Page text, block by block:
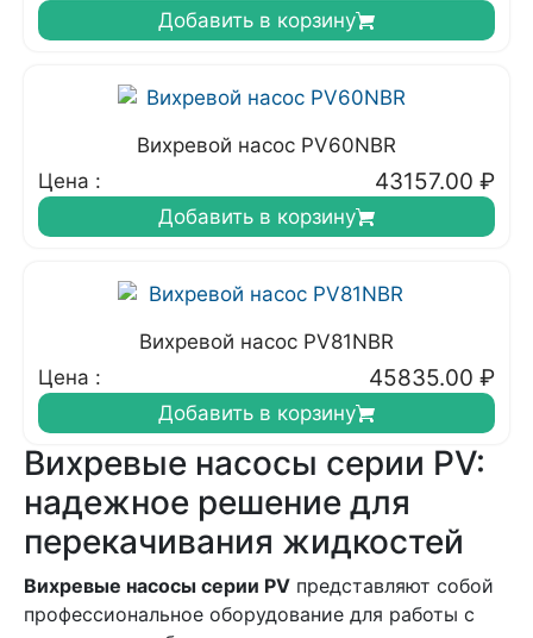
Добавить в корзину
Вихревой насос PV60NBR
Цена :
43157.00 ₽
Добавить в корзину
Вихревой насос PV81NBR
Цена :
45835.00 ₽
Добавить в корзину
Вихревые насосы серии PV:
надежное решение для
перекачивания жидкостей
Вихревые насосы серии PV представляют собой
профессиональное оборудование для работы с